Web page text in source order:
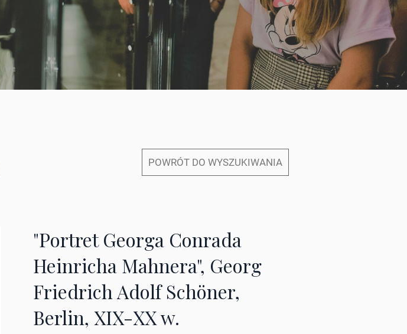
POWRÓT DO WYSZUKIWANIA
"Portret Georga Conrada
Heinricha Mahnera", Georg
Friedrich Adolf Schöner,
Berlin, XIX-XX w.